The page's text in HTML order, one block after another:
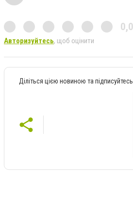
0,0
Авторизуйтесь, щоб оцінити
Діліться цією новиною та